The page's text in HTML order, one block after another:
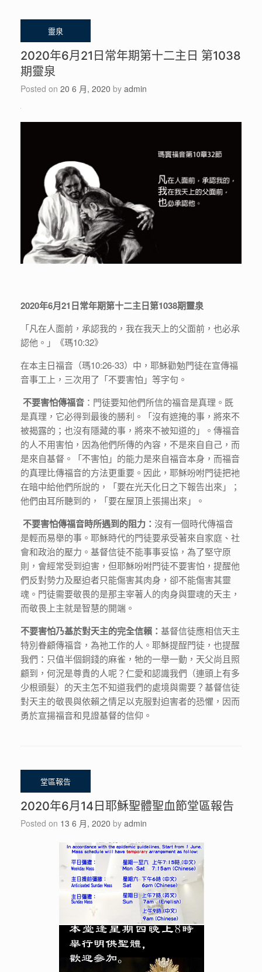
2020年6月21日常年期第十二主日 第1038
期靈泉
Posted on 20 6 月, 2020 by admin
2020年6月21日常年期第十二主日第1038期靈泉
「凡在人面前，承認我的，我在我天上的父面前，也必承
認他。」《瑪10:32》
在本主日福音（瑪10:26-33）中，耶穌勸勉門徒在宣傳福
音事工上，三次用了「不要害怕」等字句。
不要害怕傳福音 ：門徒要知他們所信的福音是真理。既
是真理，它必得到最後的勝利。「沒有遮掩的事，將來不
被揭露的；也沒有隱藏的事，將來不被知道的」。傳福音
的人不用害怕，因為他們所傳的內容，不是來自自己，而
是來自基督。「不害怕」的能力是來自福音本身，而福音
的真理比傳福音的方法更重要。因此，耶穌吩咐門徒把衪
在暗中給他們所說的，「要在光天化日之下報告出來」；
他們由耳所聽到的，「要在屋頂上張揚出來」。
不要害怕傳福音時所遇到的阻力： 沒有一個時代傳福音
是輕而易舉的事。耶穌時代的門徒要承受著來自家庭、社
會和政治的壓力。基督信徒不能事事妥協，為了堅守原
則，會經常受到迫害，但耶穌吩咐門徒不要害怕，提醒他
們反對勢力及壓迫者只能傷害其肉身，卻不能傷害其靈
魂。門徒需要敬畏的是那主宰著人的肉身與靈魂的天主，
而敬畏上主就是智慧的開端。
不要害怕乃基於對天主的完全信賴： 基督信徒應相信天主
特別眷顧傳福音，為祂工作的人。耶穌提酲門徒，也提醒
我們：只值半個銅錢的麻雀，牠的一舉一動，天父尚且照
顧到，何況是尊貴的人呢？仁愛和認識我們（連頭上有多
少根頭髮）的天主怎不知道我們的處境與需要？基督信徒
對天主的敬畏與依賴之情足以克服對迫害者的恐懼，因而
勇於宣揚福音和見證基督的信仰。
2020年6月14日耶穌聖體聖血節堂區報告
Posted on 13 6 月, 2020 by admin